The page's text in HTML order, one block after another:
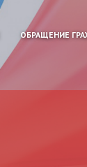
ОБРАЩЕНИЕ